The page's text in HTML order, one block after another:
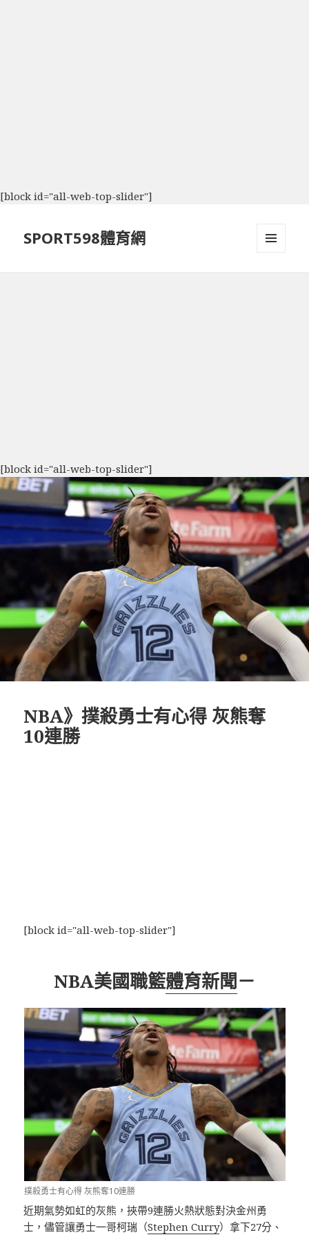
[block id="all-web-top-slider"]
SPORT598體育網
[block id="all-web-top-slider"]
NBA》撲殺勇士有心得 灰熊奪
10連勝
[block id="all-web-top-slider"]
NBA美國職籃體育新聞－
撲殺勇士有心得 灰熊奪10連勝
近期氣勢如虹的灰熊，挾帶9連勝火熱狀態對決金州勇
士，儘管讓勇士一哥柯瑞（Stephen Curry）拿下27分、